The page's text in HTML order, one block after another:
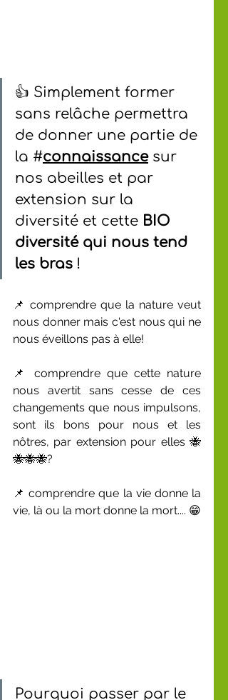
👍 Simplement former
sans relâche permettra
de donner une partie de
la #connaissance sur
nos abeilles et par
extension sur la
diversité et cette BIO
diversité qui nous tend
les bras !
📌 comprendre que la nature veut
nous donner mais c'est nous qui ne
nous éveillons pas à elle!
📌 comprendre que cette nature
nous avertit sans cesse de ces
changements que nous impulsons,
sont ils bons pour nous et les
nôtres, par extension pour elles 🐝
🐝🐝🐝?
📌 comprendre que la vie donne la
vie, là ou la mort donne la mort.... 😁
Pourquoi passer par le